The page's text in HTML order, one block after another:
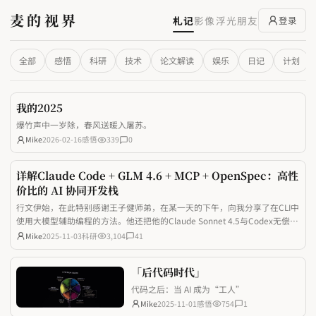
麦的视界 札记影像 浮光朋友 登录
全部 感悟 科研 技术 论文解读 娱乐 日记 计划
我的2025
爆竹声中一岁除，春风送暖入屠苏。
Mike2026-02-16感悟 339 0
详解Claude Code + GLM 4.6 + MCP + OpenSpec：高性
价比的 AI 协同开发栈
行文伊始，在此特别感谢王子健师弟，在某一天的下午，向我分享了在CLI中
使用大模型辅助编程的方法。他还把他的Claude Sonnet 4.5与Codex无偿给
我使用了很久，师弟很真诚也很乐于助人！ 最近被一波跨时代 AI 技术密集
冲击后，忍不住写下两篇思考：一篇拆解了MCP的底层原理，看清了AI与现
实工具互
Mike2025-11-03科研 3,104 41
「后代码时代」
代码之后：当 AI 成为“工人”
Mike2025-11-01感悟 754 1